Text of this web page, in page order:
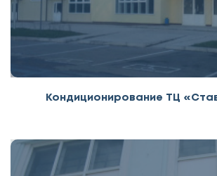
Кондиционирование ТЦ